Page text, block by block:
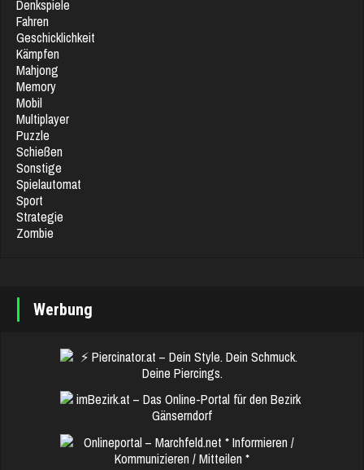
Denkspiele
Fahren
Geschicklichkeit
Kämpfen
Mahjong
Memory
Mobil
Multiplayer
Puzzle
Schießen
Sonstige
Spielautomat
Sport
Strategie
Zombie
Werbung